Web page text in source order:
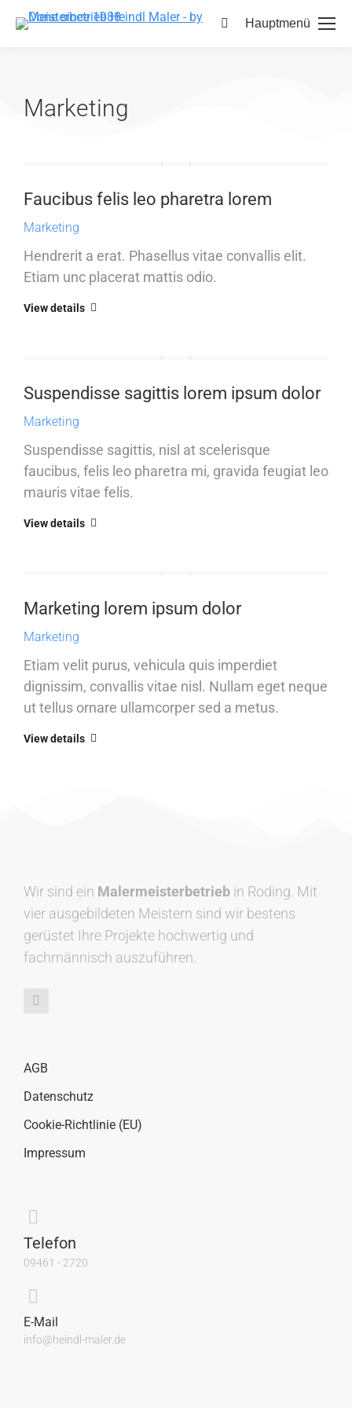
Hauptmenü
Marketing
Faucibus felis leo pharetra lorem
Marketing
Hendrerit a erat. Phasellus vitae convallis elit.
Etiam unc placerat mattis odio.
View details
Suspendisse sagittis lorem ipsum dolor
Marketing
Suspendisse sagittis, nisl at scelerisque
faucibus, felis leo pharetra mi, gravida feugiat leo
mauris vitae felis.
View details
Marketing lorem ipsum dolor
Marketing
Etiam velit purus, vehicula quis imperdiet
dignissim, convallis vitae nisl. Nullam eget neque
ut tellus ornare ullamcorper sed a metus.
View details
Wir sind ein Malermeisterbetrieb in Roding. Mit
vier ausgebildeten Meistern sind wir bestens
gerüstet Ihre Projekte hochwertig und
fachmännisch auszuführen.
AGB
Datenschutz
Cookie-Richtlinie (EU)
Impressum
Telefon
09461 - 2720
E-Mail
info@heindl-maler.de